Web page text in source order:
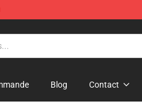
Blog Contact